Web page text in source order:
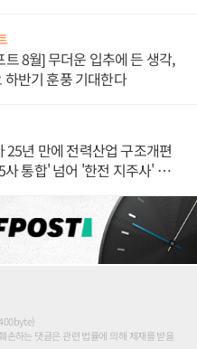
8월] 무더운 입추에 든 생각,
반기 훈풍 기대한다
25년 만에 전력산업 구조개편
통합' 넘어 '한전 지주사' 재편
손하는 댓글은 관련 법률에 의해 제재를 받을